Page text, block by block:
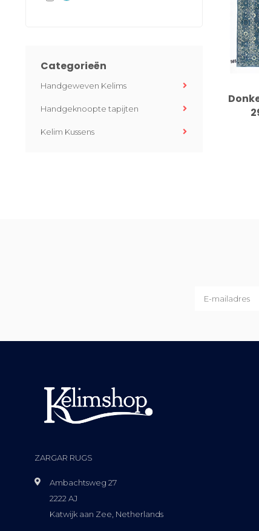
Categorieën
Handgeweven Kelims
Handgeknoopte tapijten
Kelim Kussens
ZARGAR RUGS
Ambachtsweg 27
2222 AJ
Katwijk aan Zee, Netherlands